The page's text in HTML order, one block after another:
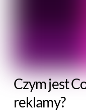
Czym jest
reklamy?